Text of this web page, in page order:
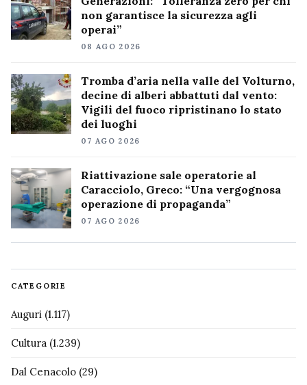
non garantisce la sicurezza agli
operai”
08 AGO 2026
Tromba d’aria nella valle del Volturno,
decine di alberi abbattuti dal vento:
Vigili del fuoco ripristinano lo stato
dei luoghi
07 AGO 2026
Riattivazione sale operatorie al
Caracciolo, Greco: “Una vergognosa
operazione di propaganda”
07 AGO 2026
CATEGORIE
Auguri (1.117)
Cultura (1.239)
Dal Cenacolo (29)